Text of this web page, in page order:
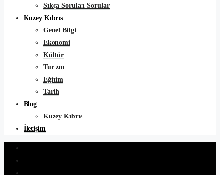
Sıkça Sorulan Sorular
Kuzey Kıbrıs
Genel Bilgi
Ekonomi
Kültür
Turizm
Eğitim
Tarih
Blog
Kuzey Kıbrıs
İletişim